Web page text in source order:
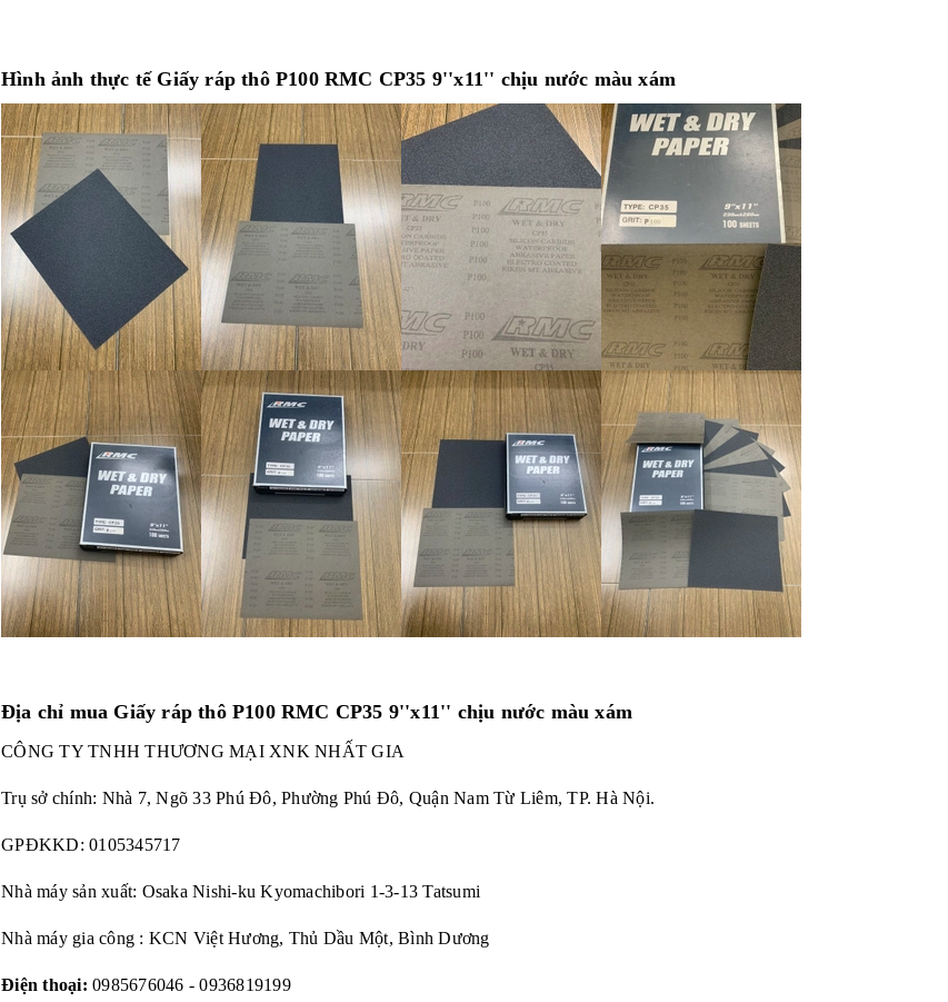
Hình ảnh thực tế Giấy ráp thô P100 RMC CP35 9''x11'' chịu nước màu xám
Địa chỉ mua Giấy ráp thô P100 RMC CP35 9''x11'' chịu nước màu xám
CÔNG TY TNHH THƯƠNG MẠI XNK NHẤT GIA
Trụ sở chính: Nhà 7, Ngõ 33 Phú Đô, Phường Phú Đô, Quận Nam Từ Liêm, TP. Hà Nội.
GPĐKKD: 0105345717
Nhà máy sản xuất: Osaka Nishi-ku Kyomachibori 1-3-13 Tatsumi
Nhà máy gia công : KCN Việt Hương, Thủ Dầu Một, Bình Dương
Điện thoại: 0985676046 - 0936819199